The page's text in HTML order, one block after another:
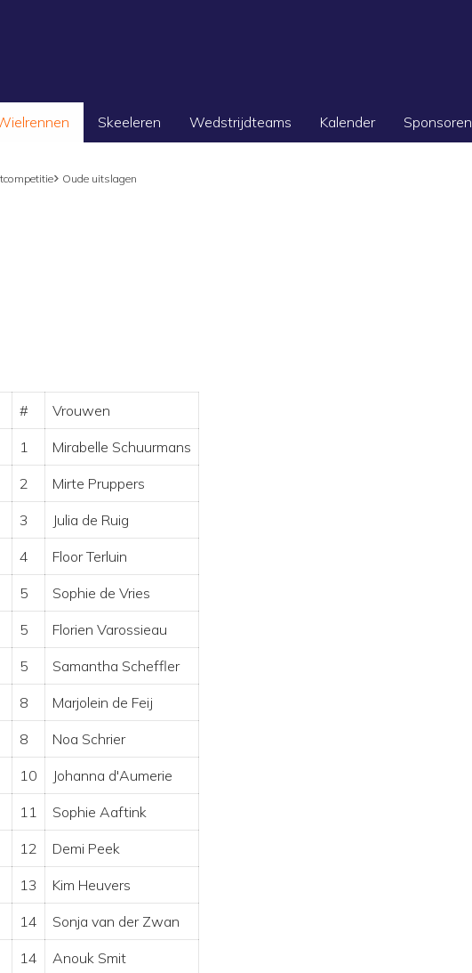
Skeeleren Wedstrijdteams Kalender Sponsoren
Oude uitslagen
# Vrouwen
1 Mirabelle Schuurmans
2 Mirte Pruppers
3 Julia de Ruig
4 Floor Terluin
5 Sophie de Vries
5 Florien Varossieau
5 Samantha Scheffler
8 Marjolein de Feij
8 Noa Schrier
10 Johanna d'Aumerie
11 Sophie Aaftink
12 Demi Peek
13 Kim Heuvers
14 Sonja van der Zwan
14 Anouk Smit